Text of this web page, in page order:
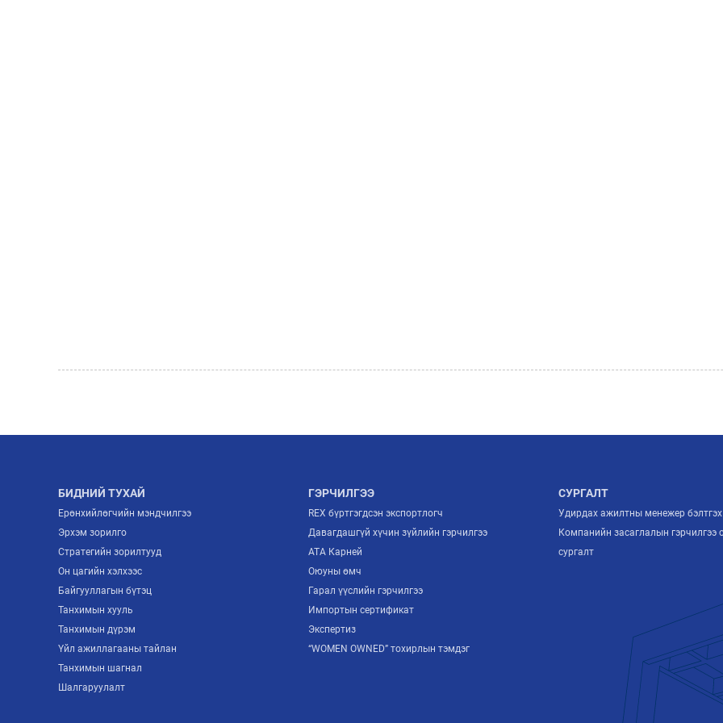
БИДНИЙ ТУХАЙ
Ерөнхийлөгчийн мэндчилгээ
Эрхэм зорилго
Стратегийн зорилтууд
Он цагийн хэлхээс
Байгууллагын бүтэц
Танхимын хууль
Танхимын дүрэм
Үйл ажиллагааны тайлан
Танхимын шагнал
Шалгаруулалт
ГЭРЧИЛГЭЭ
REX бүртгэгдсэн экспортлогч
Давагдашгүй хүчин зүйлийн гэрчилгээ
ATA Карней
Оюуны өмч
Гарал үүслийн гэрчилгээ
Импортын сертификат
Экспертиз
“WOMEN OWNED” тохирлын тэмдэг
СУРГАЛТ
Удирдах ажилтны менежер бэлтгэх
Компанийн засаглалын гэрчилгээ
сургалт